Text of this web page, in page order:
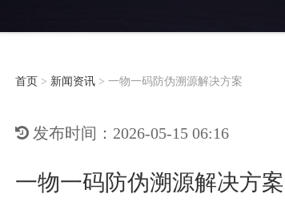
首页 > 新闻资讯 > 一物一码防伪溯源解决方案
发布时间：2026-05-15 06:16
一物一码防伪溯源解决方案